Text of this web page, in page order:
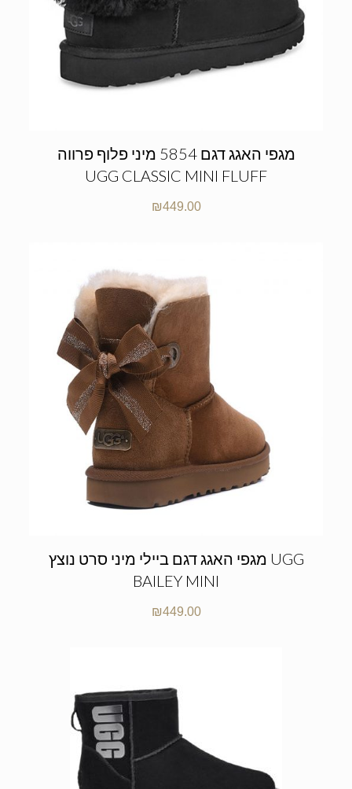
מגפי האגג דגם 5854 מיני פלוף פרווה
UGG CLASSIC MINI FLUFF
₪449.00
מגפי האגג דגם ביילי מיני סרט נוצץ UGG
BAILEY MINI
₪449.00